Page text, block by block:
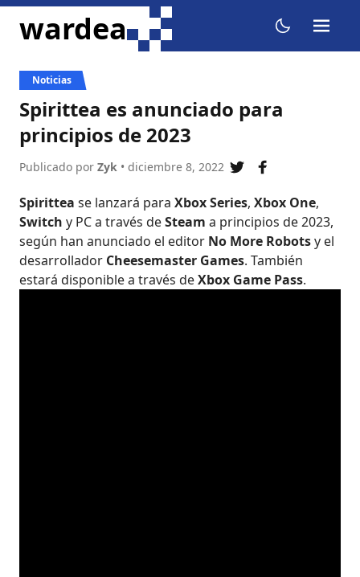
ir al contenido
wardea dark mode
menu
Noticias
Spirittea es anunciado para
principios de 2023
Publicado por Zyk • diciembre 8, 2022
compartir en
compartir en
Spirittea se lanzará para Xbox Series, Xbox One,
Switch y PC a través deSteam a principios de 2023,
según han anunciado el editor No More Robotsy el
desarrollador Cheesemaster Games. También
estará disponible a través deXbox Game Pass.